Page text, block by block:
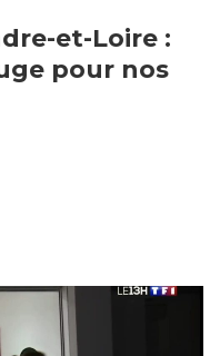
et-Loire :
pour nos